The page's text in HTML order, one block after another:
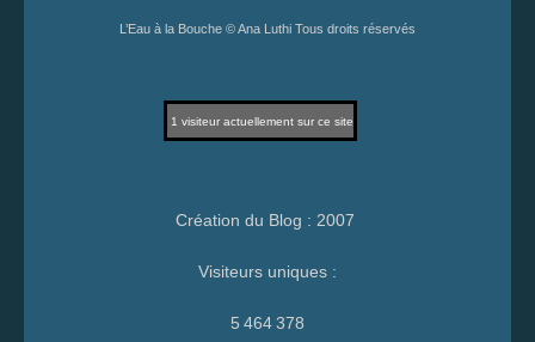
L’Eau à la Bouche © Ana Luthi Tous droits réservés
1 visiteur actuellement sur ce site
Création du Blog : 2007
Visiteurs uniques :
5 464 378